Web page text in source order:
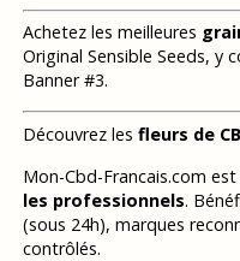
Achetez les meilleures
Original Sensible Seeds, y
Banner #3.
Découvrez les fleurs de
Mon-Cbd-Francais.com est
les professionnels.
(sous 24h), marques
contrôlés.